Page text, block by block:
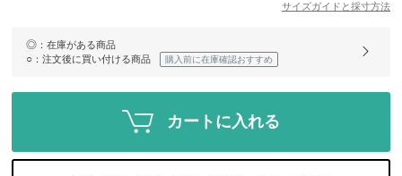
サイズガイドと採寸方法
◎ ：在庫がある商品
○ ：注文後に買い付ける商品 購入前に在庫確認おすすめ
カートに入れる